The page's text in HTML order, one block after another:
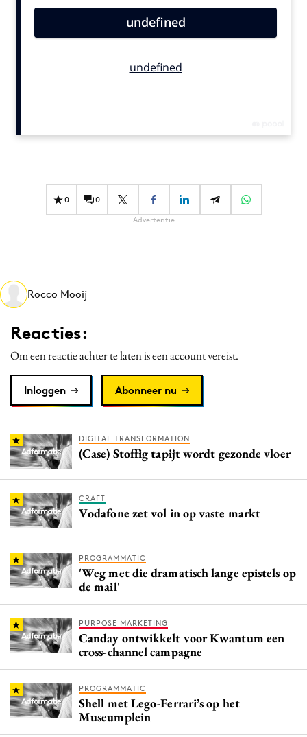
Bureaus
Campagnes
Data & Insights
Effectiviteit
Interne communicatie
Martech
Merkstrategie
PR
Programmatic
Purpose Marketing
Reputatie & crisis
0 0
Advertentie
Rocco Mooij
Reacties:
Om een reactie achter te laten is een account vereist.
Inloggen Abonneer nu
DIGITAL TRANSFORMATION
(Case) Stoffig tapijt wordt gezonde vloer
CRAFT
Vodafone zet vol in op vaste markt
PROGRAMMATIC
'Weg met die dramatisch lange epistels op
de mail'
PURPOSE MARKETING
Canday ontwikkelt voor Kwantum een
cross-channel campagne
PROGRAMMATIC
Shell met Lego-Ferrari’s op het
Museumplein